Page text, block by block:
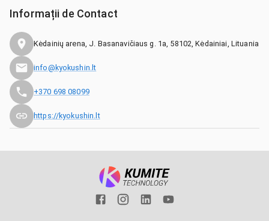
Informații de Contact
Kėdainių arena, J. Basanavičiaus g. 1a, 58102, Kėdainiai, Lituania
info@kyokushin.lt
+370 698 08099
https://kyokushin.lt